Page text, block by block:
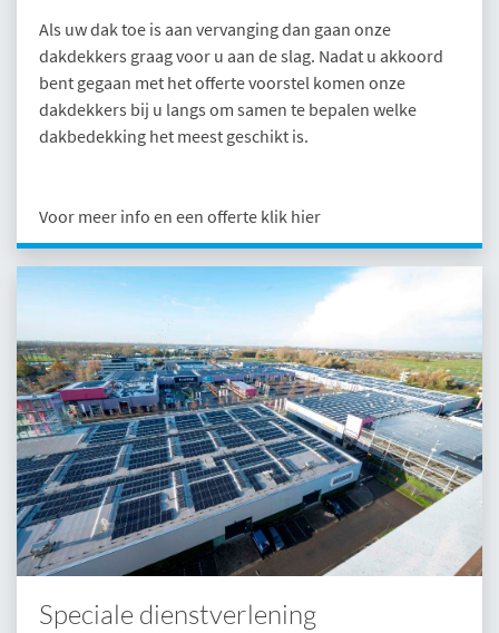
Als uw dak toe is aan vervanging dan gaan onze
dakdekkers graag voor u aan de slag. Nadat u akkoord
bent gegaan met het offerte voorstel komen onze
dakdekkers bij u langs om samen te bepalen welke
dakbedekking het meest geschikt is.
Voor meer info en een offerte klik hier
Speciale dienstverlening